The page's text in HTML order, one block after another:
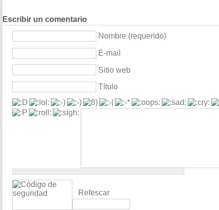
Escribir un comentario
Nombre (requerido)
E-mail
Sitio web
Título
Refescar